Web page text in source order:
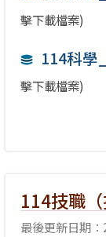
擊下載檔案)
114科學
擊下載檔案)
114技職（
最後更新日期